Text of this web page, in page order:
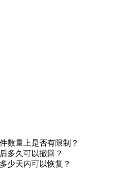
数量上是否有限制？
多久可以撤回？
少天内可以恢复？